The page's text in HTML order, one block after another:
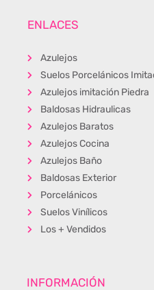
ENLACES
Azulejos
Suelos Porcelánicos
Azulejos imitación Piedra
Baldosas Hidraulicas
Azulejos Baratos
Azulejos Cocina
Azulejos Baño
Baldosas Exterior
Porcelánicos
Suelos Vinílicos
Los + Vendidos
INFORMACIÓN